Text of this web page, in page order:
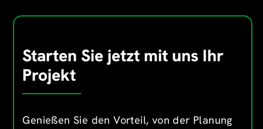
Starten Sie jetzt mit uns Ihr
Projekt
Genießen Sie den Vorteil, von der Planung